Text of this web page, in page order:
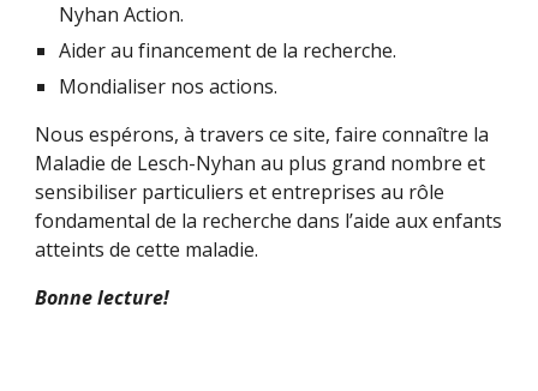
Nyhan Action.
Aider au financement de la recherche.
Mondialiser nos actions.
Nous espérons, à travers ce site, faire connaître la
Maladie de Lesch-Nyhan au plus grand nombre et
sensibiliser particuliers et entreprises au rôle
fondamental de la recherche dans l’aide aux enfants
atteints de cette maladie.
Bonne lecture!